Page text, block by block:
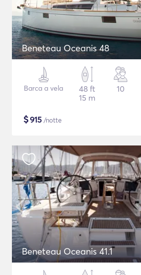
Beneteau Oceanis 48
Barca a vela
48 ft
15 m
10
$915 /notte
Beneteau Oceanis 41.1